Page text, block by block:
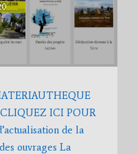
ICI POUR
de la
ouvrages La